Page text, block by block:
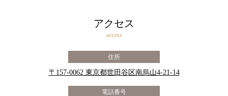
アクセス
access
住所
〒157-0062 東京都世田谷区南烏山4-21-14
電話番号